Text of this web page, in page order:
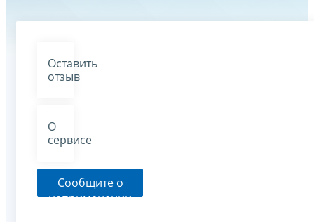
Оставить
отзыв
О
сервисе
Сообщите о
неприменении